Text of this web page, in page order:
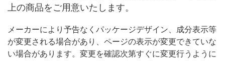
上の商品をご用意いたします。
メーカーにより予告なくパッケージデザイン、成分表示等
が変更される場合があり、ページの表示が変更できていな
い場合があります。変更を確認次第すぐに変更行うように